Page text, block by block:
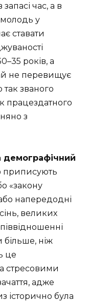
час, а в
молодь у
ставати
років, а
не перевищує
званого
працездатного
з
демографічний
приписують
«закону
напередодні
великих
більше, ніж
це
стресовими
адже
історично була